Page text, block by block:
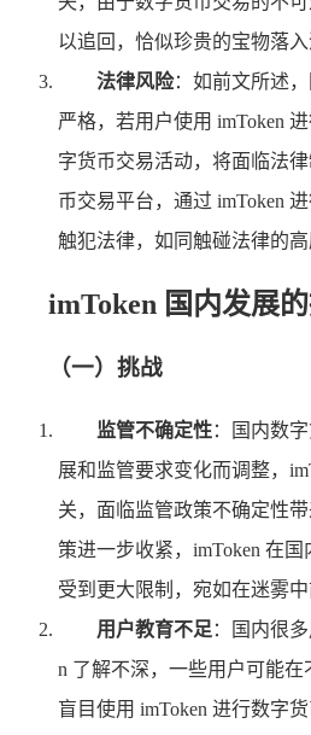
以追回，恰似珍贵的宝物落入
法律风险：如前文所述
严格，若用户使用 imToken
字货币交易活动，将面临法
币交易平台，通过 imToken
触犯法律，如同触碰法律的高
imToken 国内发展
（一）挑战
监管不确定性：国内数
展和监管要求变化而调整，
关，面临监管政策不确定性
策进一步收紧，imToken 在
受到更大限制，宛如在迷雾中
用户教育不足 ：国内很
n 了解不深，一些用户可能
盲目使用 imToken 进行数字